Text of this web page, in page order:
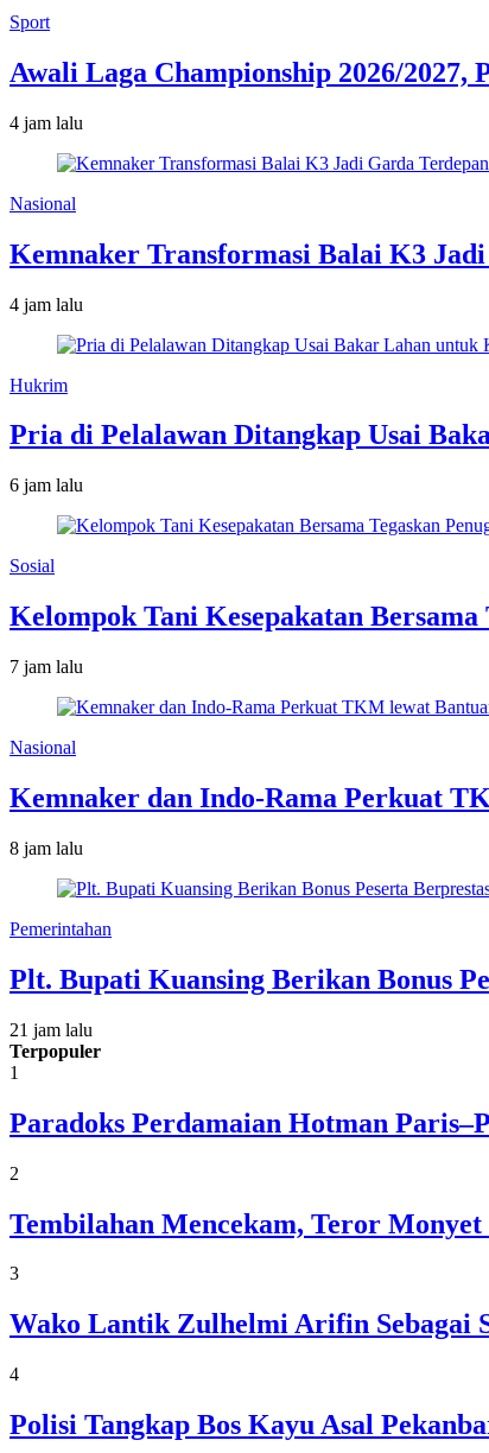
Sport
Awali Laga Championship 2026/2027,
4 jam lalu
Nasional
Kemnaker Transformasi Balai K3
4 jam lalu
Hukrim
Pria di Pelalawan Ditangkap Usai
6 jam lalu
Sosial
Kelompok Tani Kesepakatan Bersama
7 jam lalu
Nasional
Kemnaker dan Indo-Rama Perkuat
8 jam lalu
Pemerintahan
Plt. Bupati Kuansing Berikan Bonus
21 jam lalu
Terpopuler
1
Paradoks Perdamaian Hotman
2
Tembilahan Mencekam, Teror
3
Wako Lantik Zulhelmi Arifin Sebagai
4
Polisi Tangkap Bos Kayu Asal